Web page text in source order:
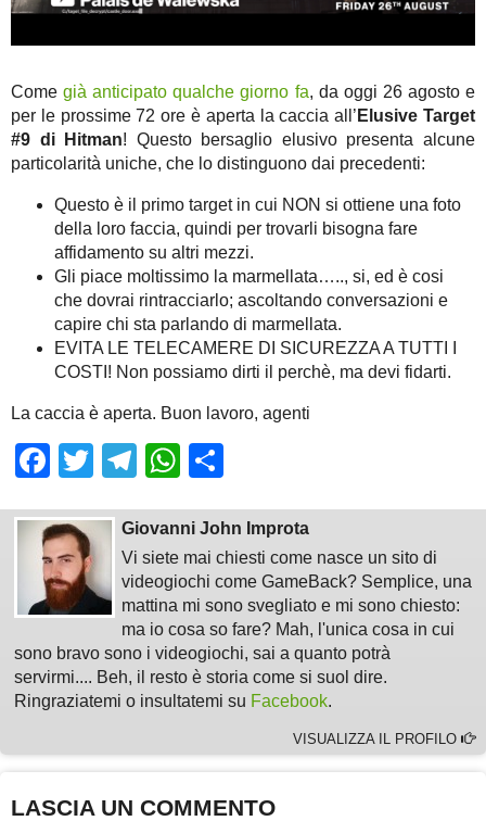
Comegià anticipato qualche giorno fa, da oggi 26 agosto e
per le prossime 72 ore è aperta la caccia all’ Elusive Target
#9 di Hitman! Questo bersaglio elusivo presenta alcune
particolarità uniche, che lo distinguono dai precedenti:
Questo è il primo target in cui NON si ottiene una foto
della loro faccia, quindi per trovarli bisogna fare
affidamento su altri mezzi.
Gli piace moltissimo la marmellata….., si, ed è cosi
che dovrai rintracciarlo; ascoltando conversazioni e
capire chi sta parlando di marmellata.
EVITA LE TELECAMERE DI SICUREZZA A TUTTI I
COSTI! Non possiamo dirti il perchè, ma devi fidarti.
La caccia è aperta. Buon lavoro, agenti
Facebook
TwitterTelegram
WhatsApp
Giovanni John Improta
Vi siete mai chiesti come nasce un sito di
videogiochi come GameBack? Semplice, una
mattina mi sono svegliato e mi sono chiesto:
ma io cosa so fare? Mah, l'unica cosa in cui
sono bravo sono i videogiochi, sai a quanto potrà
servirmi.... Beh, il resto è storia come si suol dire.
Ringraziatemi o insultatemi su Facebook.
VISUALIZZA IL PROFILO
LASCIA UN COMMENTO